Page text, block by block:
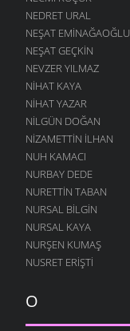
NEDRET URAL
NEŞAT EMINAĞAOĞLU
NEŞAT GEÇKIN
NEVZER YILMAZ
NIHAT KAYA
NIHAT YAZAR
NILGÜN DOĞAN
NIZAMETTIN İLHAN
NUH KAMACI
NURBAY DEDE
NURETTIN TABAN
NURSAL BILGIN
NURSAL KAYA
NURŞEN KUMAŞ
NUSRET ERIŞTI
O